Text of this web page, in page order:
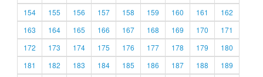
154
155 156 157 158 159 160 161
162
163
164 165 166 167 168 169 170
171
172
173 174 175 176 177 178 179
180
181
182 183 184 185 186 187 188
189